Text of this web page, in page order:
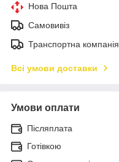
Нова Пошта
Самовивіз
Транспортна компанія
Всі умови доставки
Умови оплати
Післяплата
Готівкою